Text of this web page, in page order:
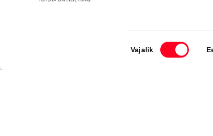
Nõusoleku
valik
Vajalik
Registreeru